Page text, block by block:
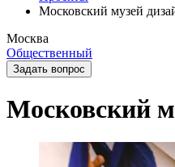
Московский музей
Москва
Общественный
Задать вопрос
Московский